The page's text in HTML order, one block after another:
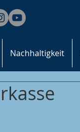
Nachhaltigkeit